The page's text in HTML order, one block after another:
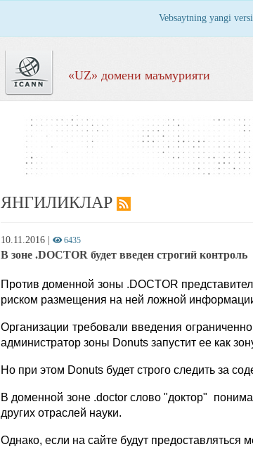
Vebsaytning yangi
«UZ» домени маъмурияти
ЯНГИЛИКЛАР
10.11.2016 6435
В зоне .DOCTOR будет введен строгий контроль
Против доменной зоны .DOCTOR
риском размещения на ней ложной
Организации требовали введения
администратор зоны Donuts запустит ее как
Но при этом Donuts будет строго следить за
В доменной зоне .doctor слово "доктор"
других отраслей науки.
Однако, если на сайте будут предоставляться